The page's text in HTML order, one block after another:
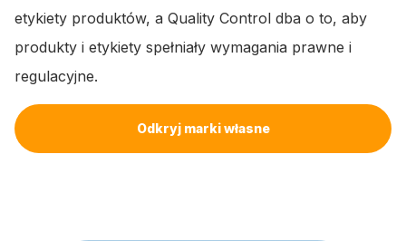
etykiety produktów, a Quality Control dba o to, aby
produkty i etykiety spełniały wymagania prawne i
regulacyjne.
Odkryj marki własne